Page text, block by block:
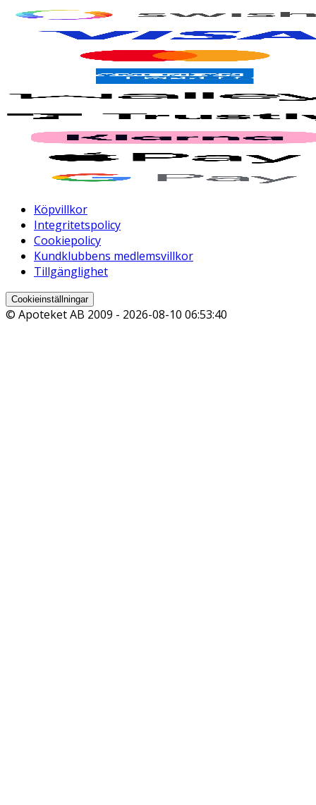
Köpvillkor
Integritetspolicy
Cookiepolicy
Kundklubbens medlemsvillkor
Tillgänglighet
Cookieinställningar
© Apoteket AB 2009 - 2026-08-10 06:53:40